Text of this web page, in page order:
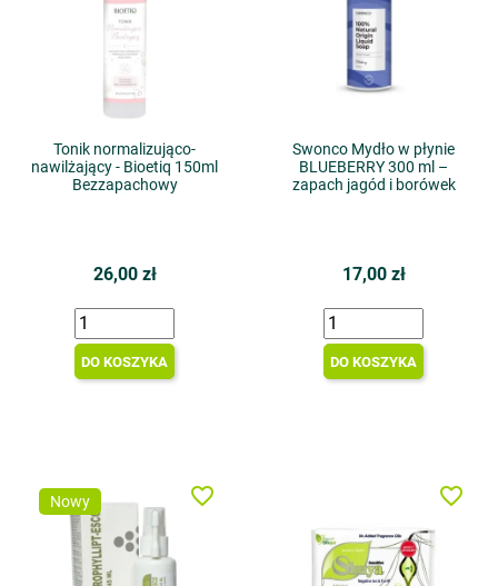
Tonik normalizująco-
nawilżający - Bioetiq 150ml
Bezzapachowy
26,00 zł
DO KOSZYKA
Swonco Mydło w płynie
BLUEBERRY 300 ml –
zapach jagód i borówek
17,00 zł
DO KOSZYKA
Nowy favorite_border favorite_border